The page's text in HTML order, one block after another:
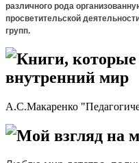
различного рода
просветительской
групп.
Книги,
внутренний мир
А.С.Макаренко
Мой взгляд на